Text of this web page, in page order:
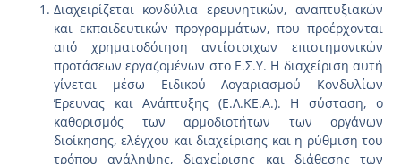
Διαχειρίζεται κονδύλια ερευνητικών, αναπτυξιακών
και εκπαιδευτικών προγραμμάτων, που προέρχονται
από χρηματοδότηση αντίστοιχων επιστημονικών
προτάσεων εργαζομένων στο Ε.Σ.Υ. Η διαχείριση αυτή
γίνεται μέσω Ειδικού Λογαριασμού Κονδυλίων
Έρευνας και Ανάπτυξης (Ε.Λ.ΚΕ.Α.). Η σύσταση, ο
καθορισμός των αρμοδιοτήτων των οργάνων
διοίκησης, ελέγχου και διαχείρισης και η ρύθμιση του
τρόπου ανάληψης, διαχείρισης και διάθεσης των